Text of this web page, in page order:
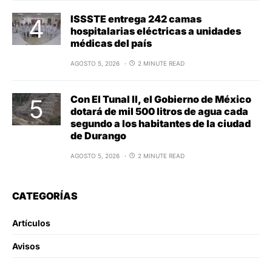
ISSSTE entrega 242 camas
hospitalarias eléctricas a unidades
médicas del país
AGOSTO 5, 2026 2 MINUTE READ
Con El Tunal II, el Gobierno de México
dotará de mil 500 litros de agua cada
segundo a los habitantes de la ciudad
de Durango
AGOSTO 5, 2026 2 MINUTE READ
CATEGORÍAS
Artículos
Avisos